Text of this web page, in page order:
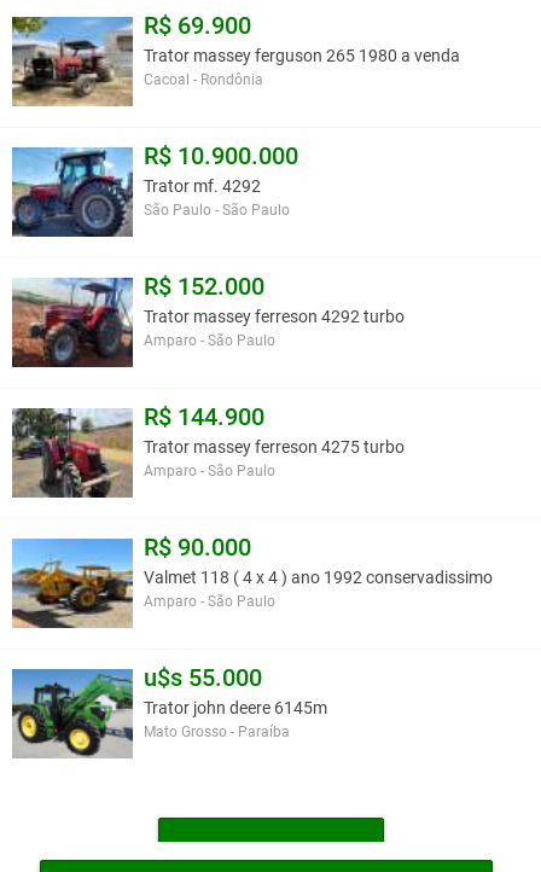
R$ 69.900
Trator massey ferguson 265 1980 a venda
Cacoal - Rondônia
R$ 10.900.000
Trator mf. 4292
São Paulo - São Paulo
R$ 152.000
Trator massey ferreson 4292 turbo
Amparo - São Paulo
R$ 144.900
Trator massey ferreson 4275 turbo
Amparo - São Paulo
R$ 90.000
Valmet 118 ( 4 x 4 ) ano 1992 conservadissimo
Amparo - São Paulo
u$s 55.000
Trator john deere 6145m
Mato Grosso - Paraíba